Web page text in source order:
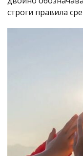
строги правила